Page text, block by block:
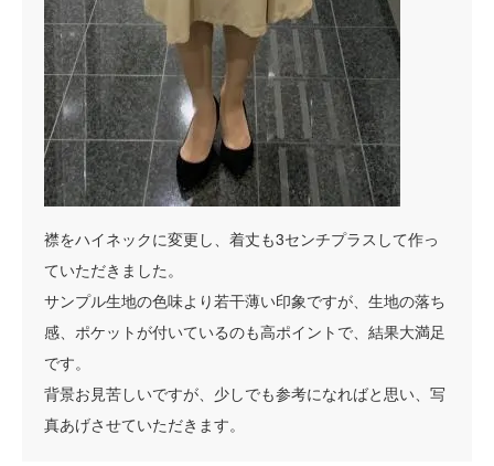
襟をハイネックに変更し、着丈も3センチプラスして作っ
ていただきました。
サンプル生地の色味より若干薄い印象ですが、生地の落ち
感、ポケットが付いているのも高ポイントで、結果大満足
です。
背景お見苦しいですが、少しでも参考になればと思い、写
真あげさせていただきます。